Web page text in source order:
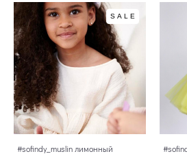
SALE
#sofindy_muslin лимонный